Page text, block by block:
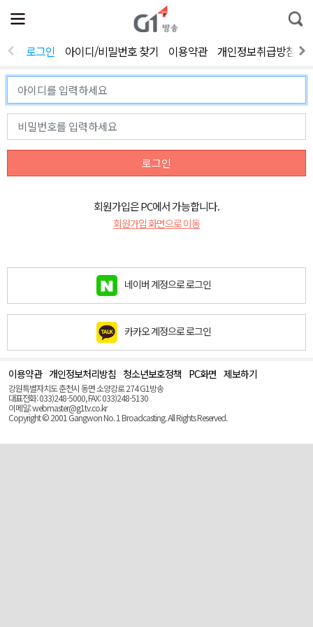
전
체
뉴
열
통
합
색
로그인 아이디/비밀번호 찾기 이용약관 개인정보취급방침
로그인
회원가입은 PC에서 가능합니다.
회원가입 화면으로 이동
네이버 계정으로 로그인
카카오 계정으로 로그인
이용약관 개인정보처리방침 청소년보호정책 PC화면 제보하기
강원특별자치도 춘천시 동면 소양강로 274 G1방송
대표전화: 033)248-5000, FAX: 033)248-5130
이메일: webmaster@g1tv.co.kr
Copyright © 2001 Gangwon No. 1 Broadcasting. All Rights Reserved.